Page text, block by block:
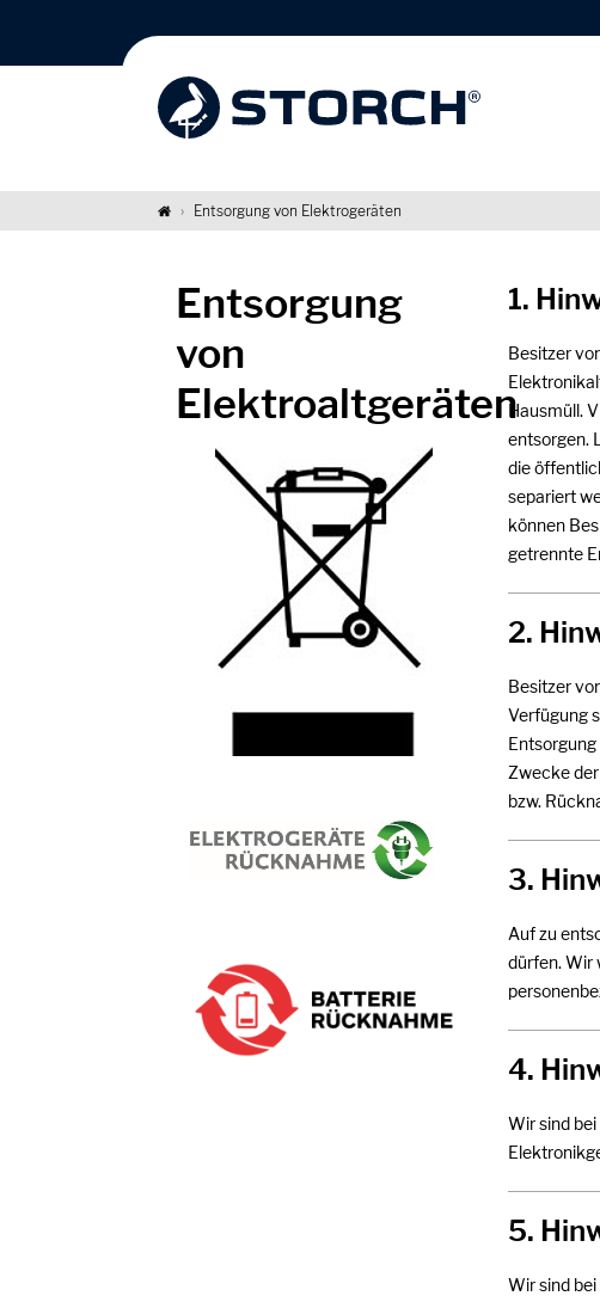
Entsorgung von Elektrogeräten
Entsorgung
von
Elektroaltgeräten
1.
Besitzer
Hausmüll.
entsorgen.
die
separiert
können
getrennte
2.
Besitzer
Verfügung
Zwecke
bzw.
3.
Auf zu
dürfen. Wir
4.
Wir sind
5.
Wir sind